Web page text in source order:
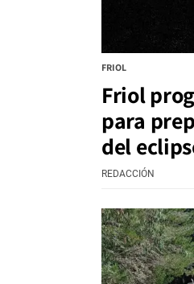
FRIOL
Friol
para
del
REDACCIÓN